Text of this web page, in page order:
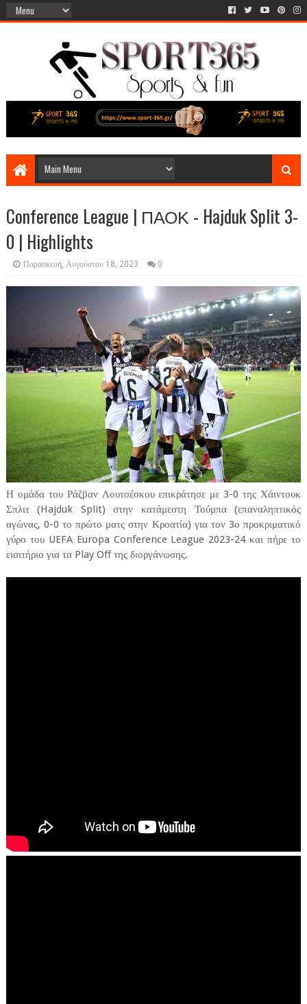
Conference League | ΠΑΟΚ - Hajduk Split 3-
0 | Highlights
Παρασκευή, Αυγούστου 18, 2023 0
Η ομάδα του Ράζβαν Λουτσέσκου επικράτησε με 3-0 της Χάιντουκ
Σπλιτ (Hajduk Split) στην κατάμεστη Τούμπα (επαναληπτικός
αγώνας, 0-0 το πρώτο ματς στην Κροατία) για τον 3ο προκριματικό
γύρο του UEFA Europa Conference League 2023-24 και πήρε το
εισιτήριο για τα Play Off της διοργάνωσης.